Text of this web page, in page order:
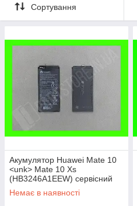
Сортування
Акумулятор Huawei Mate 10
<unk> Mate 10 Xs
(HB3246A1EEW) сервісний
оригінал
Немає в наявності